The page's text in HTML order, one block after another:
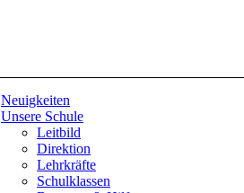
Neuigkeiten
Unsere Schule
Leitbild
Direktion
Lehrkräfte
Schulklassen